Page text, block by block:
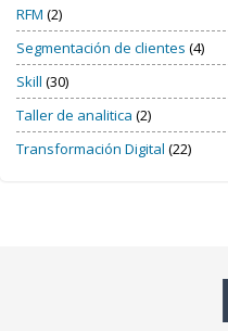
RFM (2)
Segmentación de clientes (4)
Skill (30)
Taller de analitica (2)
Transformación Digital (22)